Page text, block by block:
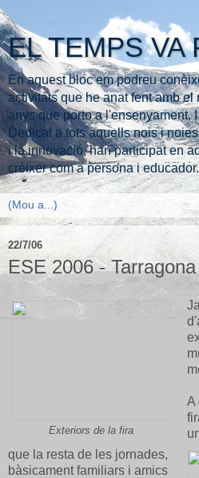
EL TEMPS VA
En aquest bloc em podreu
activitats que he anat fent amb
anys que porto a l'ensenyament.
Dedicat a tots aquells nois i
i la innovació, han participat en
crèixer com a persona i educador.
22/7/06
ESE 2006 -
Exteriors de la fira
A
que la resta de les jornades,
bàsicament familiars i amics